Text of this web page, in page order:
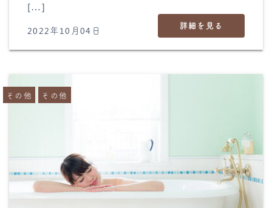
[…]
2022年10月04日 詳細を見る
その他 その他